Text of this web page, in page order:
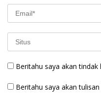
Beritahu saya akan
Beritahu saya akan